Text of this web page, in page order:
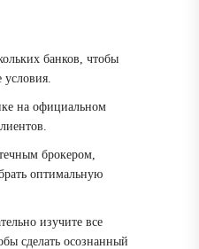
банков, чтобы
условия.
на официальном
брокером,
оптимальную
изучите все
сделать осознанный